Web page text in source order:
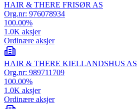
HAIR & THERE FRISØR AS
Org.nr: 976078934
100.00%
1.0K aksjer
Ordinære aksjer
HAIR & THERE KIELLANDSHUS AS
Org.nr: 989711709
100.00%
1.0K aksjer
Ordinære aksjer